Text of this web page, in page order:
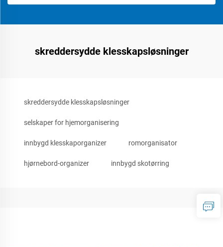
skreddersydde klesskapsløsninger
skreddersydde klesskapsløsninger
selskaper for hjemorganisering
innbygd klesskaporganizer romorganisator
hjørnebord-organizer innbygd skotørring